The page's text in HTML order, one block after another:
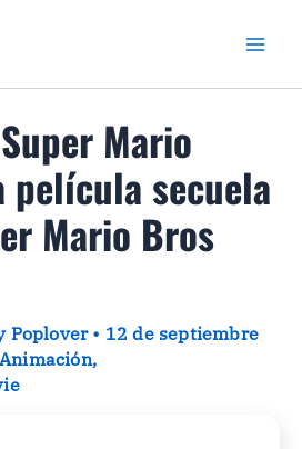
Mario
película secuela
Mario Bros
Poplover• 12 de septiembre
,